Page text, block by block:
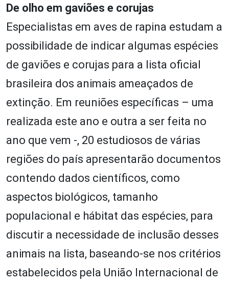
De olho em gaviões e corujas
Especialistas em aves de rapina estudam a
possibilidade de indicar algumas espécies
de gaviões e corujas para a lista oficial
brasileira dos animais ameaçados de
extinção. Em reuniões específicas – uma
realizada este ano e outra a ser feita no
ano que vem -, 20 estudiosos de várias
regiões do país apresentarão documentos
contendo dados científicos, como
aspectos biológicos, tamanho
populacional e hábitat das espécies, para
discutir a necessidade de inclusão desses
animais na lista, baseando-se nos critérios
estabelecidos pela União Internacional de